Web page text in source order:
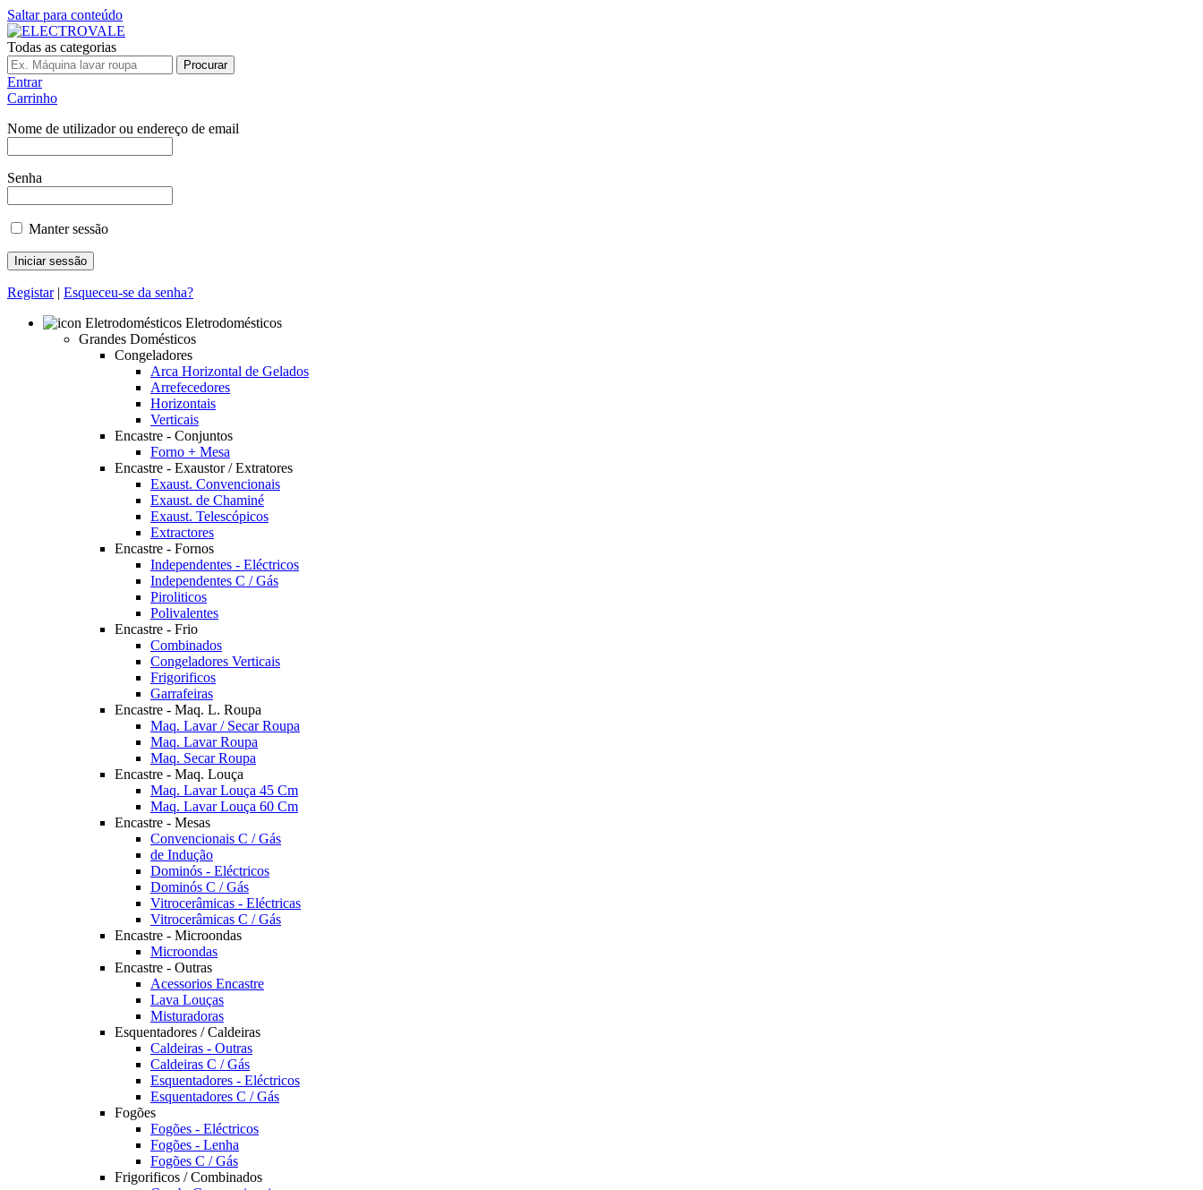
Saltar para conteúdo
Todas as categorias
Procurar
Entrar
Carrinho
Nome de utilizador ou endereço de email
Senha
Manter sessão
Registar| Esqueceu-se da senha?
Eletrodomésticos
Grandes Domésticos
Congeladores
Arca Horizontal de Gelados
Arrefecedores
Horizontais
Verticais
Encastre - Conjuntos
Forno + Mesa
Encastre - Exaustor / Extratores
Exaust. Convencionais
Exaust. de Chaminé
Exaust. Telescópicos
Extractores
Encastre - Fornos
Independentes - Eléctricos
Independentes C / Gás
Piroliticos
Polivalentes
Encastre - Frio
Combinados
Congeladores Verticais
Frigorificos
Garrafeiras
Encastre - Maq. L. Roupa
Maq. Lavar / Secar Roupa
Maq. Lavar Roupa
Maq. Secar Roupa
Encastre - Maq. Louça
Maq. Lavar Louça 45 Cm
Maq. Lavar Louça 60 Cm
Encastre - Mesas
Convencionais C / Gás
de Indução
Dominós - Eléctricos
Dominós C / Gás
Vitrocerâmicas - Eléctricas
Vitrocerâmicas C / Gás
Encastre - Microondas
Microondas
Encastre - Outras
Acessorios Encastre
Lava Louças
Misturadoras
Esquentadores / Caldeiras
Caldeiras - Outras
Caldeiras C / Gás
Esquentadores - Eléctricos
Esquentadores C / Gás
Fogões
Fogões - Eléctricos
Fogões - Lenha
Fogões C / Gás
Frigorificos / Combinados